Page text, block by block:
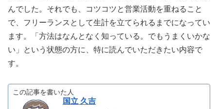
んでした。それでも、コツコツと営業活動を重ねること
で、フリーランスとして生計を立てられるまでになってい
ます。「方法はなんとなく知っている。でもうまくいかな
い」という状態の方に、特に読んでいただきたい内容で
す。
この記事を書いた人
国立 久吉